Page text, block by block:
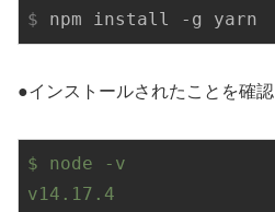
$ npm install -g yarn
●インストールされたことを確認
$ node
-v
v14.17.4